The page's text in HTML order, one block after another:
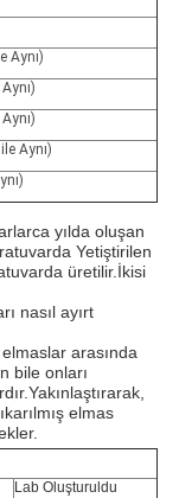
Aynı)
Aynı)
yılda oluşan
Yetiştirilen
üretilir.İkisi
nasıl ayırt
arasında
bile onları
elmas
Lab Oluşturuldu